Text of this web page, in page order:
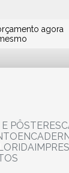
agora
E PÔSTERES